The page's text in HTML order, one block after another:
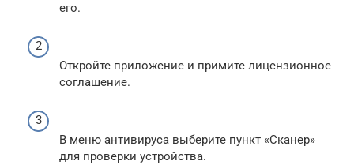
его.
Откройте приложение и примите лицензионное
соглашение.
В меню антивируса выберите пункт «Сканер»
для проверки устройства.